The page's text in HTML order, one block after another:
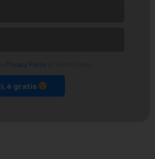
Privacy Policy
è gratis